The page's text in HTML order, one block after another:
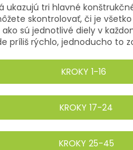
ukazujú tri hlavné
skontrolovať, či je
sú jednotlivé diely v
príliš rýchlo, jednoducho to
KROKY 1-16
KROKY 17-24
KROKY 25-45